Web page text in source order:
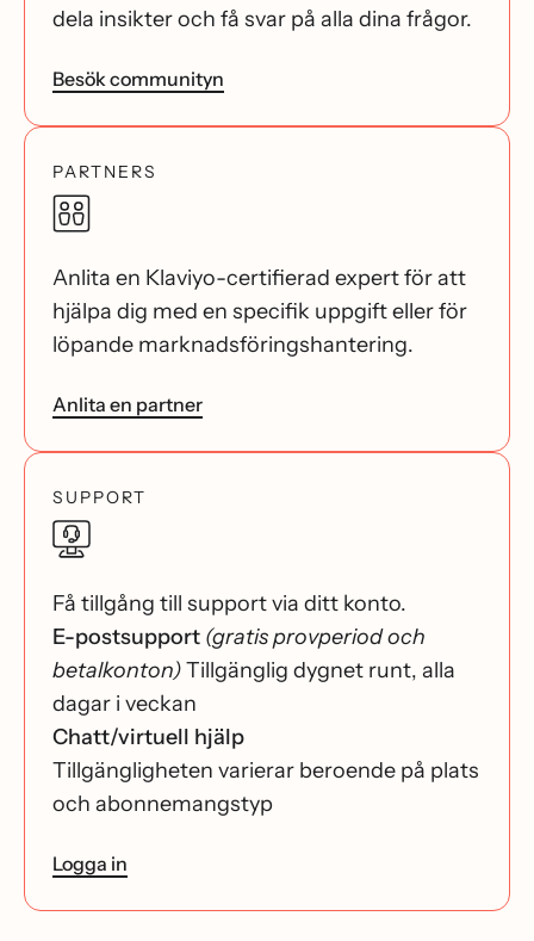
dela insikter och få svar på alla dina frågor.
Besök communityn
PARTNERS
Anlita en Klaviyo-certifierad expert för att
hjälpa dig med en specifik uppgift eller för
löpande marknadsföringshantering.
Anlita en partner
SUPPORT
Få tillgång till support via ditt konto.
E-postsupport (gratis provperiod och
betalkonton)Tillgänglig dygnet runt, alla
dagar i veckan
Chatt/virtuell hjälp
Tillgängligheten varierar beroende på plats
och abonnemangstyp
Logga in